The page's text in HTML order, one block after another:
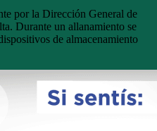
por la Dirección General de
Durante un allanamiento se
de almacenamiento